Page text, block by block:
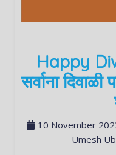
Happy
सर्वाना दिवाळी
10 November
Umesh